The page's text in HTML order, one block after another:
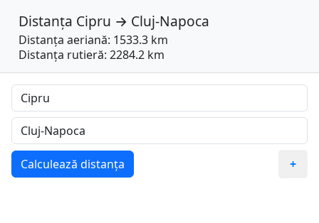
Distanța Cipru → Cluj-Napoca
Distanța aeriană: 1533.3 km
Distanța rutieră: 2284.2 km
Calculează distanța +